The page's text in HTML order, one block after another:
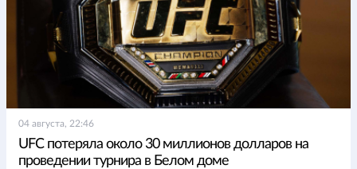
04 августа, 22:46
UFC потеряла около 30 миллионов долларов на
проведении турнира в Белом доме